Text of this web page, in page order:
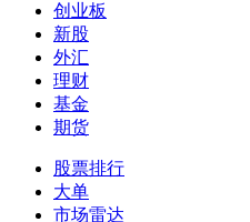
创业板
新股
外汇
理财
基金
期货
股票排行
大单
市场雷达